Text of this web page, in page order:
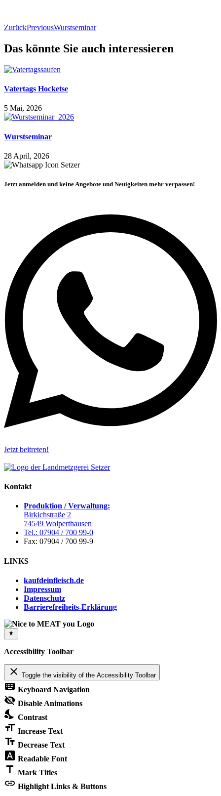
ZurückPreviousWurstseminar
Das könnte Sie auch interessieren
Vatertags Hocketse
5 Mai, 2026
Wurstseminar
28 April, 2026
Jetzt anmelden und keine Angebote und Neuigkeiten mehr verpassen!
Jetzt beitreten!
Kontakt
Produktion / Verwaltung:
Birkichstraße 2
74549 Wolperthausen
Tel.: 07904 / 700 99-0
Fax: 07904 / 700 99-9
LINKS
kaufdeinfleisch.de
Impressum
Datenschutz
Barrierefreiheits-Erklärung
Accessibility Toolbar
close Toggle the visibility of the Accessibility Toolbar
keyboard Keyboard Navigation
visibility_off Disable Animations
nights_stay Contrast
format_size Increase Text
text_fields Decrease Text
font_download Readable Font
title Mark Titles
link Highlight Links & Buttons